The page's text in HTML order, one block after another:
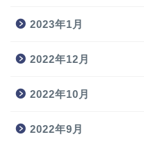
2023年1月
2022年12月
2022年10月
2022年9月